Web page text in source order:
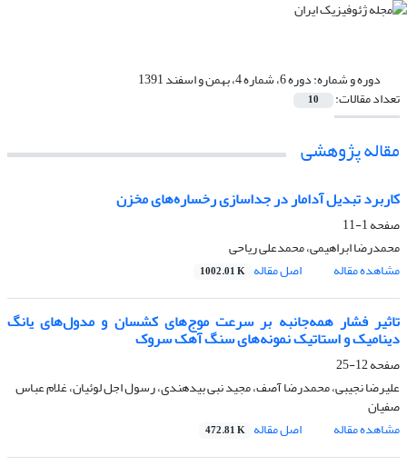
دوره و شماره:دوره 6، شماره 4، بهمن و اسفند 1391
تعداد مقالات: 10
مقاله پژوهشی‌
کاربرد تبدیل آدامار در جداسازی رخساره‌های مخزن
صفحه1-11
محمدرضا ابراهیمی، محمدعلی ریاحی
مشاهده مقاله
اصل مقاله 1002.01 K
تاثیر فشار همه‌جانبه بر سرعت موج‌های کشسان و مدول‌های یانگ
دینامیک و استاتیک نمونه‌های سنگ آهک سروک
صفحه12-25
علیرضا نجیبی، محمدرضا آصف، مجید نبی بیدهندی، رسول اجل لوئیان، غلام عباس
صفیان
مشاهده مقاله
اصل مقاله 472.81 K